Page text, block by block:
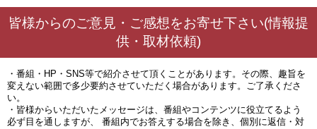
皆様からのご意見・ご感想をお寄せ下さい(情報提
供・取材依頼)
・番組・HP・SNS等で紹介させて頂くことがあります。その際、趣旨を
変えない範囲で多少要約させていただく場合があります。ご了承くださ
い。
・皆様からいただいたメッセージは、番組やコンテンツに役立てるよう
必ず目を通しますが、 番組内でお答えする場合を除き、個別に返信・対